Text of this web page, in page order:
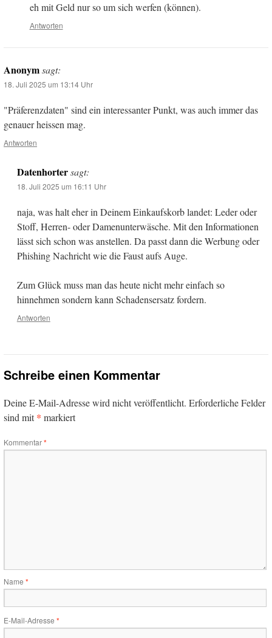
eh mit Geld nur so um sich werfen (können).
Antworten
Anonymsagt:
18. Juli 2025 um 13:14 Uhr
"Präferenzdaten" sind ein interessanter Punkt, was auch immer das
genauer heissen mag.
Antworten
Datenhorter sagt:
18. Juli 2025 um 16:11 Uhr
naja, was halt eher in Deinem Einkaufskorb landet: Leder oder
Stoff, Herren- oder Damenunterwäsche. Mit den Informationen
lässt sich schon was anstellen. Da passt dann die Werbung oder
Phishing Nachricht wie die Faust aufs Auge.
Zum Glück muss man das heute nicht mehr einfach so
hinnehmen sondern kann Schadensersatz fordern.
Antworten
Schreibe einen Kommentar
Deine E-Mail-Adresse wird nicht veröffentlicht. Erforderliche Felder
sind mit* markiert
Kommentar*
Name *
E-Mail-Adresse *